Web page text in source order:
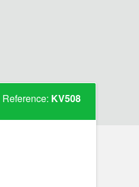
Reference: KV508